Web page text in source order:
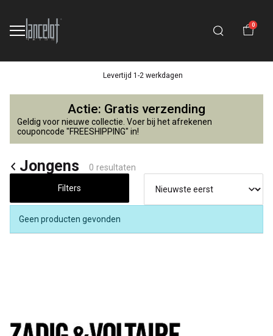
0
Levertijd 1-2 werkdagen
Jongens
Lancelot
4
Kids
Actie: Gratis verzending
Geldig voor nieuwe collectie. Voer bij het afrekenen
couponcode "FREESHIPPING" in!
Jongens 0 resultaten
Filters
Geen producten gevonden